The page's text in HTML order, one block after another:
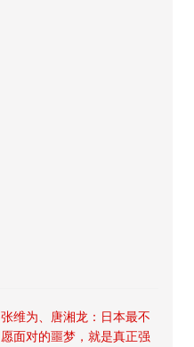
张维为、唐湘龙：日本最不
愿面对的噩梦，就是真正强